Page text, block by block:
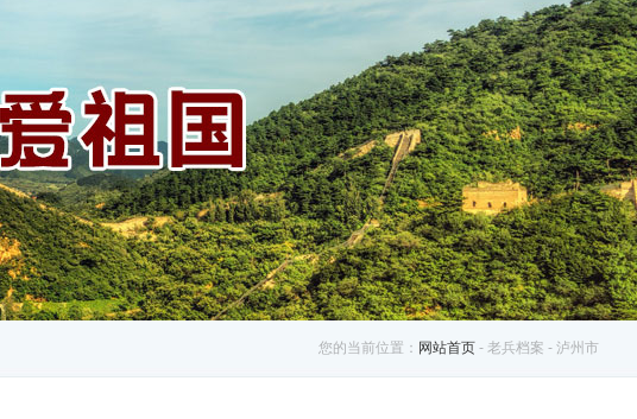
您的当前位置： 网站首页 - 老兵档案 - 泸州市